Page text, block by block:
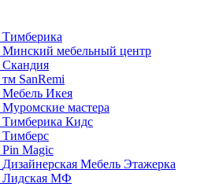
Тимберика
Минский мебельный центр
Скандия
тм SanRemi
Мебель Икея
Муромские мастера
Тимберика Кидс
Тимберс
Pin Magic
Дизайнерская Мебель Этажерка
Лидская МФ